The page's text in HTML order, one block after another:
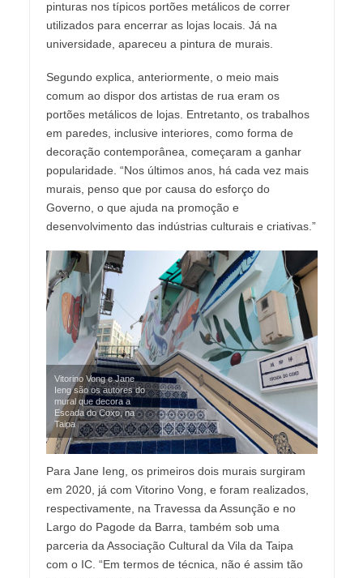
pinturas nos típicos portões metálicos de correr
utilizados para encerrar as lojas locais. Já na
universidade, apareceu a pintura de murais.
Segundo explica, anteriormente, o meio mais
comum ao dispor dos artistas de rua eram os
portões metálicos de lojas. Entretanto, os trabalhos
em paredes, inclusive interiores, como forma de
decoração contemporânea, começaram a ganhar
popularidade. “Nos últimos anos, há cada vez mais
murais, penso que por causa do esforço do
Governo, o que ajuda na promoção e
desenvolvimento das indústrias culturais e criativas.”
Vitorino Vong e Jane
Ieng são os autores do
mural que decora a
Escada do Coxo, na
Taipa
Para Jane Ieng, os primeiros dois murais surgiram
em 2020, já com Vitorino Vong, e foram realizados,
respectivamente, na Travessa da Assunção e no
Largo do Pagode da Barra, também sob uma
parceria da Associação Cultural da Vila da Taipa
com o IC. “Em termos de técnica, não é assim tão